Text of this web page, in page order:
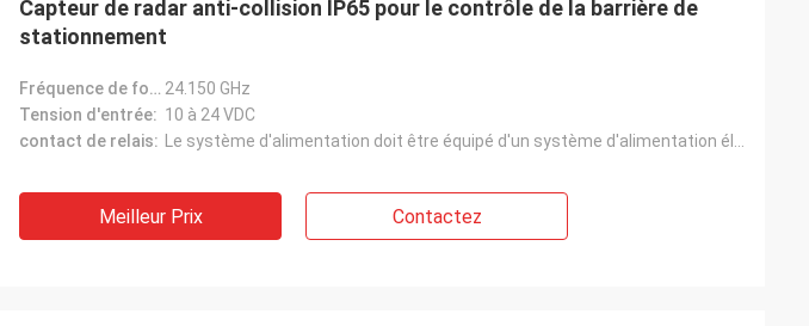
Capteur de radar anti-collision IP65 pour le contrôle de la barrière de
stationnement
Fréquence de fonctionnement: 24.150 GHz
Tension d'entrée: 10 à 24 VDC
contact de relais:
Meilleur Prix Contactez